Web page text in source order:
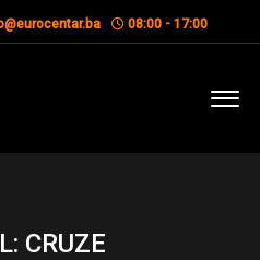
08:00 - 17:00
CRUZE